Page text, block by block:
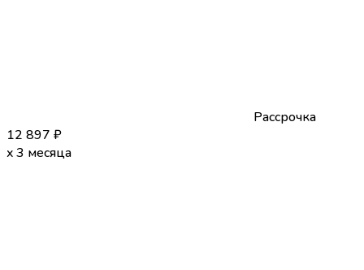
Рассрочка
12 897 ₽
x 3 месяца